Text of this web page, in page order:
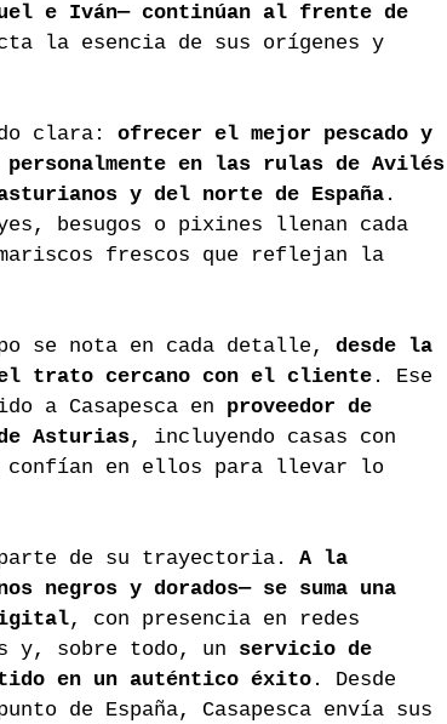
e Iván— continúan al frente de
la esencia de sus orígenes y
clara: ofrecer el mejor pescado y
en las rulas de Avilés
y del norte de España .
besugos o pixines llenan cada
mariscos frescos que reflejan la
se nota en cada detalle, desde la
el trato cercano con el cliente . Ese
a Casapesca en proveedor de
Asturias, incluyendo casas con
confían en ellos para llevar lo
parte de su trayectoria. A la
negros y dorados— se suma una
, con presencia en redes
y, sobre todo, un servicio de
en un auténtico éxito . Desde
de España, Casapesca envía sus